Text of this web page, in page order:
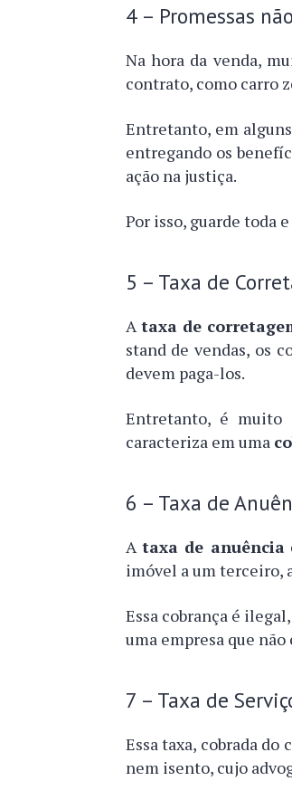
4 – Promessas
Na hora da venda,
contrato, como carro
Entretanto, em
entregando os
ação na justiça.
Por isso, guarde toda
5 – Taxa de
A taxa de
stand de vendas, os
devem paga-los.
Entretanto, é muito
caracteriza em uma
6 – Taxa de
A taxa de anuência
imóvel a um terceiro,
Essa cobrança é
uma empresa que
7 – Taxa de
Essa taxa, cobrada
nem isento, cujo